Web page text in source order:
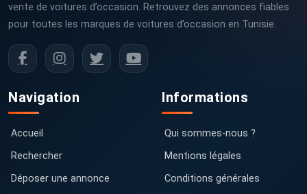
vente de voitures d’occasion. Retrouvez des annonces fiables
pour toutes les marques de voitures d’occasion en Tunisie.
Navigation
Accueil
Rechercher
Déposer une annonce
Informations
Qui sommes-nous ?
Mentions légales
Conditions générales